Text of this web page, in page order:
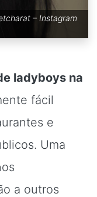
– Instagram
ladyboys na
fácil
e
Uma
a outros